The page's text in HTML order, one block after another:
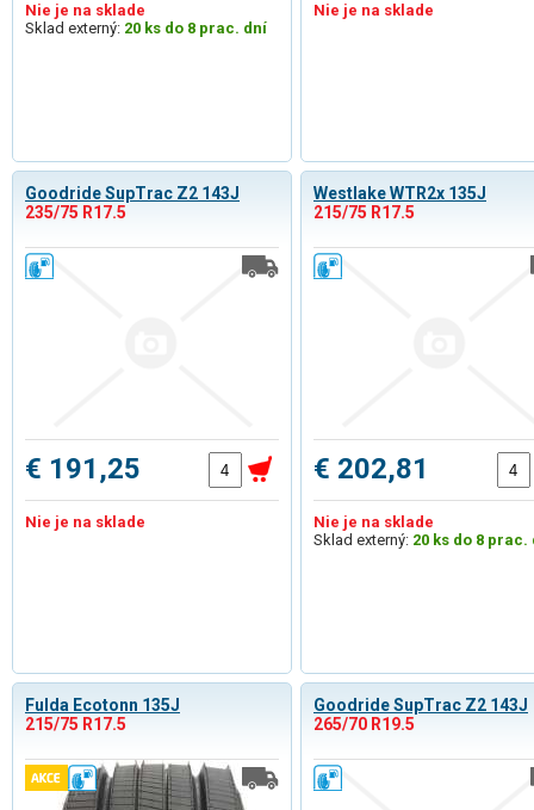
Nie je na sklade
Sklad externý: 20 ks do 8 prac. dní
Nie je na sklade
Goodride SupTrac Z2 143J
235/75 R17.5
€ 191,25
Nie je na sklade
Westlake WTR2x 135J
215/75 R17.5
€ 202,81
Nie je na sklade
Sklad externý: 20 ks do 8 prac.
Fulda Ecotonn 135J
215/75 R17.5
Goodride SupTrac Z2 143J
265/70 R19.5